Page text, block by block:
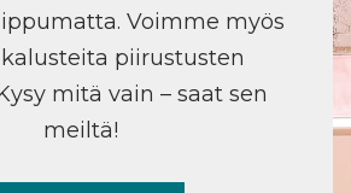
Voimme myös
piirustusten
mitä vain – saat sen
meiltä!